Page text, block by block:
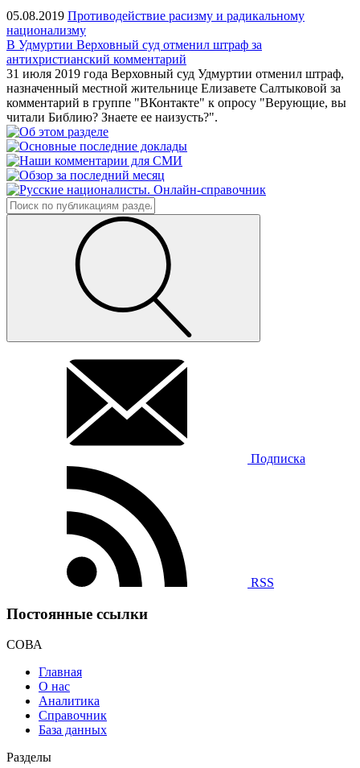
05.08.2019 Противодействие расизму и радикальному
национализму
В Удмуртии Верховный суд отменил штраф за
антихристианский комментарий
31 июля 2019 года Верховный суд Удмуртии отменил штраф,
назначенный местной жительнице Елизавете Салтыковой за
комментарий в группе "ВКонтакте" к опросу "Верующие, вы
читали Библию? Знаете ее наизусть?".
Подписка
RSS
Постоянные ссылки
СОВА
Главная
О нас
Аналитика
Справочник
База данных
Разделы